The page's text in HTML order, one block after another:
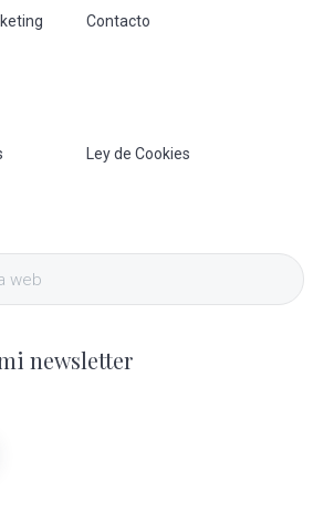
Contacto
Ley de Cookies
newsletter